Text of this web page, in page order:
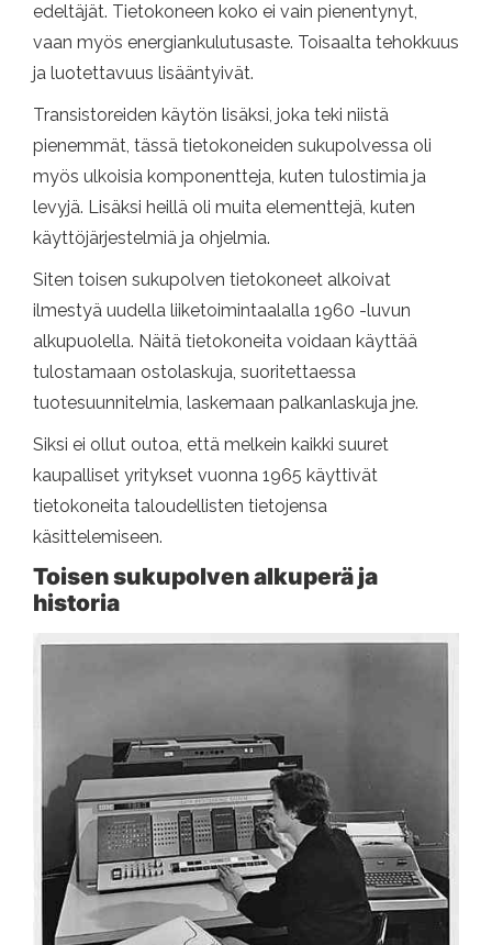
edeltäjät. Tietokoneen koko ei vain pienentynyt,
vaan myös energiankulutusaste. Toisaalta tehokkuus
ja luotettavuus lisääntyivät.
Transistoreiden käytön lisäksi, joka teki niistä
pienemmät, tässä tietokoneiden sukupolvessa oli
myös ulkoisia komponentteja, kuten tulostimia ja
levyjä. Lisäksi heillä oli muita elementtejä, kuten
käyttöjärjestelmiä ja ohjelmia.
Siten toisen sukupolven tietokoneet alkoivat
ilmestyä uudella liiketoimintaalalla 1960 -luvun
alkupuolella. Näitä tietokoneita voidaan käyttää
tulostamaan ostolaskuja, suoritettaessa
tuotesuunnitelmia, laskemaan palkanlaskuja jne.
Siksi ei ollut outoa, että melkein kaikki suuret
kaupalliset yritykset vuonna 1965 käyttivät
tietokoneita taloudellisten tietojensa
käsittelemiseen.
Toisen sukupolven alkuperä ja
historia